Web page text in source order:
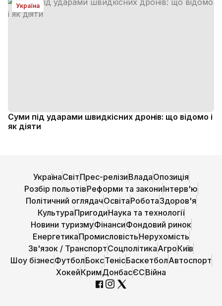
Україна
Суми під ударами швидкісних дронів: що відомо і
як діяти
УкраїнаСвітПрес-релізиВладаОпозиція
Розбір польотівРеформи та закониІнтерв'ю
Політичний оглядачОсвітаРоботаЗдоров'я
КультураПригодиНаука та технології
Новини туризмуФінансиФондовий ринок
ЕнергетикаПромисловістьНерухомість
Зв'язок / ТранспортСоцполітикаАгроКиїв
Шоу бізнесФутболБоксТенісБаскетболАвтоспорт
ХокейКримДонбасЄСВійна